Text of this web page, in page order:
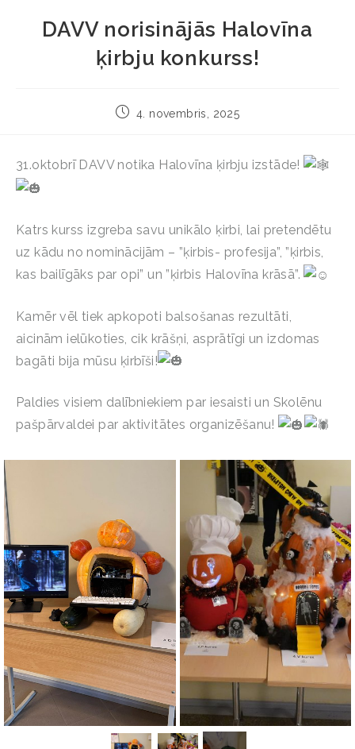
DAVV norisinājās Halovīna
ķirbju konkurss!
4. novembris, 2025
31.oktobrī DAVV notika Halovīna ķirbju izstāde!
Katrs kurss izgreba savu unikālo ķirbi, lai pretendētu
uz kādu no nominācijām – ”ķirbis- profesija”, ”ķirbis,
kas bailīgāks par opi” un ”ķirbis Halovīna krāsā”.
Kamēr vēl tiek apkopoti balsošanas rezultāti,
aicinām ielūkoties, cik krāšņi, asprātīgi un izdomas
bagāti bija mūsu ķirbīši!
Paldies visiem dalībniekiem par iesaisti un Skolēnu
pašpārvaldei par aktivitātes organizēšanu!